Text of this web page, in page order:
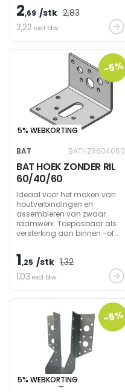
2,69 /stk 2,83
2,22 excl btw
-5%
5% WEBKORTING
BAT
BATHZR604060
BAT HOEK ZONDER RIL
60/40/60
Ideaal voor het maken van
houtverbindingen en
assembleren van zwaar
raamwerk. Toepasbaar als
versterking aan binnen -of
1,25 /stk 1,32
1,03 excl btw
-5%
5% WEBKORTING